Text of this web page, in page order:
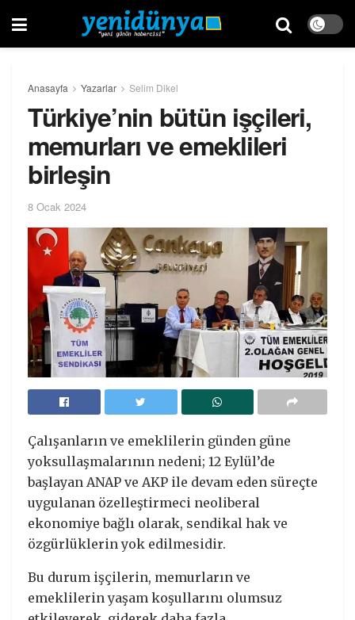
Anasayfa Yazarlar Selim Dikel
Türkiye’nin bütün işçileri,
memurları ve emeklileri
birleşin
8 Ocak 2024
Çalışanların ve emeklilerin günden güne
yoksullaşmalarının nedeni; 12 Eylül’de
başlayan ANAP ve AKP ile devam eden süreçte
uygulanan özelleştirmeci neoliberal
ekonomiye bağlı olarak, sendikal hak ve
özgürlüklerin yok edilmesidir.
Bu durum işçilerin, memurların ve
emeklilerin yaşam koşullarını olumsuz